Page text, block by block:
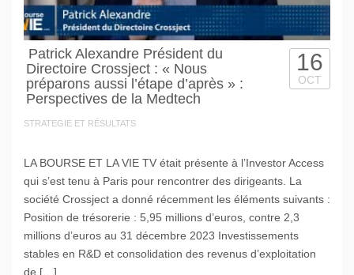
Patrick Alexandre Président du
Directoire Crossject : « Nous
préparons aussi l’étape d’après » :
Perspectives de la Medtech
STRATEGIE ET RÉSULTATS
16
OCT
LA BOURSE ET LA VIE TV était présente à l’Investor Access
qui s’est tenu à Paris pour rencontrer des dirigeants. La
société Crossject a donné récemment les éléments suivants :
Position de trésorerie : 5,95 millions d’euros, contre 2,3
millions d’euros au 31 décembre 2023 Investissements
stables en R&D et consolidation des revenus d’exploitation
de […]